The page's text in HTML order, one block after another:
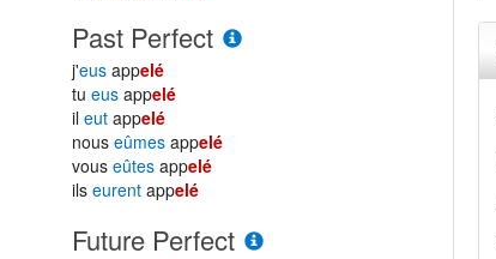
Past Perfect
j'eus appelé
tueus appelé
ileut appelé
nouseûmes appelé
vouseûtes appelé
ilseurent appelé
Future Perfect